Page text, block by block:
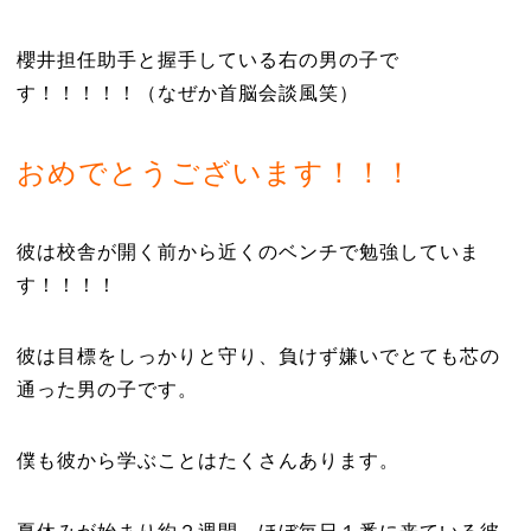
櫻井担任助手と握手している右の男の子で
す！！！！！（なぜか首脳会談風笑）
おめでとうございます！！！
彼は校舎が開く前から近くのベンチで勉強していま
す！！！！
彼は目標をしっかりと守り、負けず嫌いでとても芯の
通った男の子です。
僕も彼から学ぶことはたくさんあります。